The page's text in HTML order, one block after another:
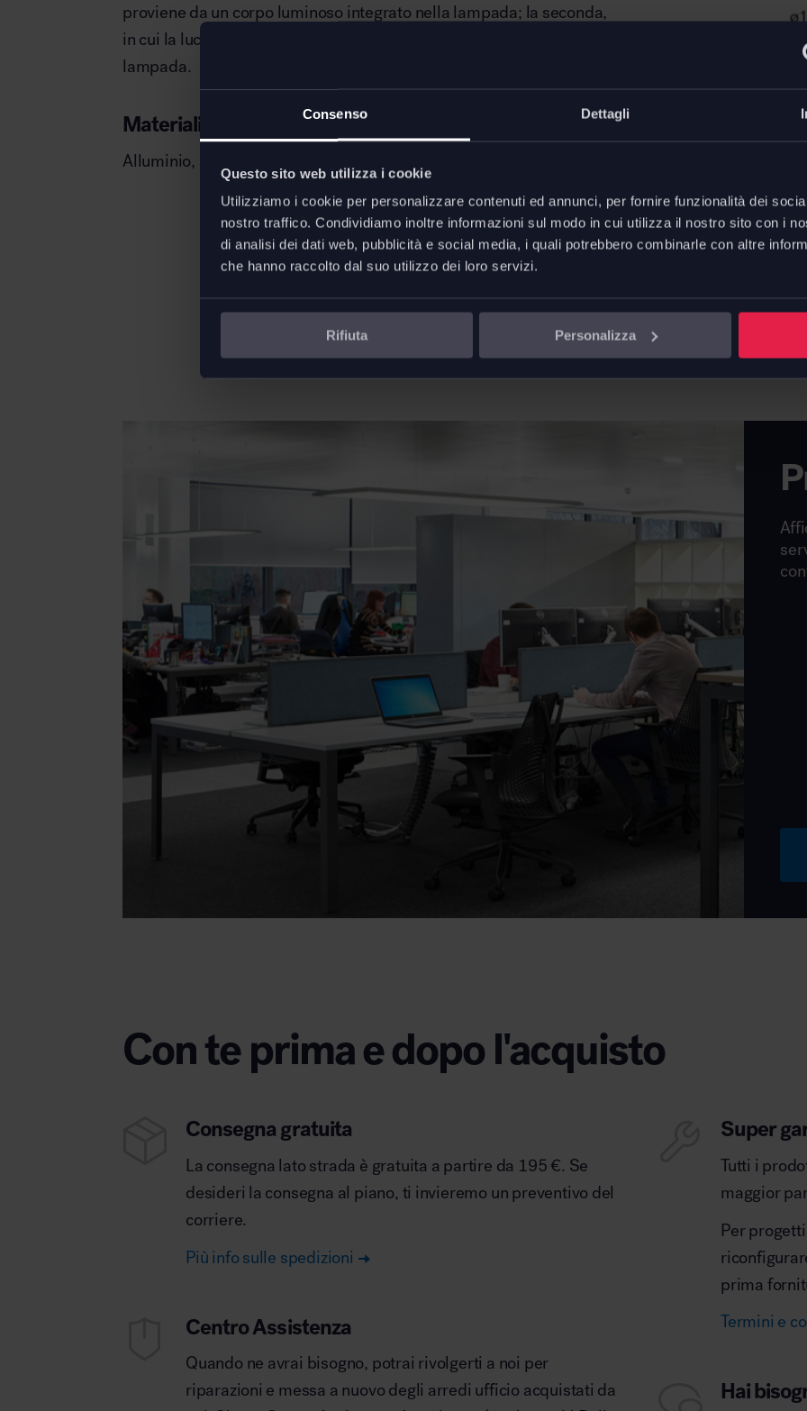
Consenso Dettagli
Questo sito web utilizza i cookie
Utilizziamo i cookie per personalizzare contenuti ed annunci, per fornire funzionalità dei
nostro traffico. Condividiamo inoltre informazioni sul modo in cui utilizza il nostro sito con i
di analisi dei dati web, pubblicità e social media, i quali potrebbero combinarle con altre
che hanno raccolto dal suo utilizzo dei loro servizi.
Rifiuta Personalizza
proviene da un corpo luminoso integrato nella lampada; la seconda,
in cui la luce diretta proviene da un proiettore staccato dalla
lampada.
Materiali
Alluminio, acciaio, ABS
modulo
Schede
Con te prima e dopo l'acquisto
Consegna gratuita
La consegna lato strada è gratuita a partire da 195 €. Se
desideri la consegna al piano, ti invieremo un preventivo del
corriere.
Più info sulle spedizioni
Centro Assistenza
Quando ne avrai bisogno, potrai rivolgerti a noi per
riparazioni e messa a nuovo degli arredi ufficio acquistati da
Super
Tutti i
maggior
Per
prima
Termini e
Hai